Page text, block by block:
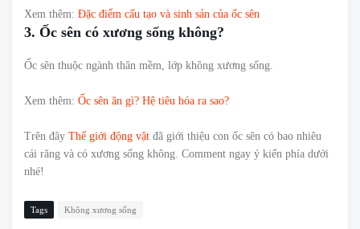
Xem thêm: Đặc điểm cấu tạo và sinh sản của ốc sên
3. Ốc sên có xương sống không?
Ốc sên thuộc ngành thân mềm, lớp không xương sống.
Xem thêm: Ốc sên ăn gì? Hệ tiêu hóa ra sao?
Trên đây Thế giới động vật đã giới thiệu con ốc sên có bao nhiêu
cái răng và có xương sống không. Comment ngay ý kiến phía dưới
nhé!
Tags Không xương sống